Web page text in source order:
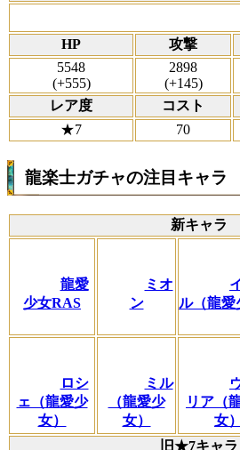
HP 攻撃
5548
(+555)
2898
(+145)
レア度
コスト
★7
70
龍楽士ガチャの注目キャラ
新キャラ
龍愛
少女RAS
ミオ
ン
ル（龍愛
ロシ
ェ（龍愛少
女）
ミル
（龍愛少
女）
リア（
女）
旧★7キャラ